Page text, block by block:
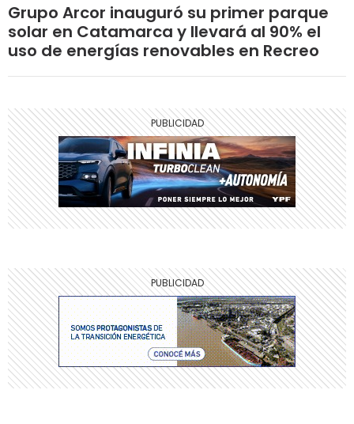
Grupo Arcor inauguró su primer parque
solar en Catamarca y llevará al 90% el
uso de energías renovables en Recreo